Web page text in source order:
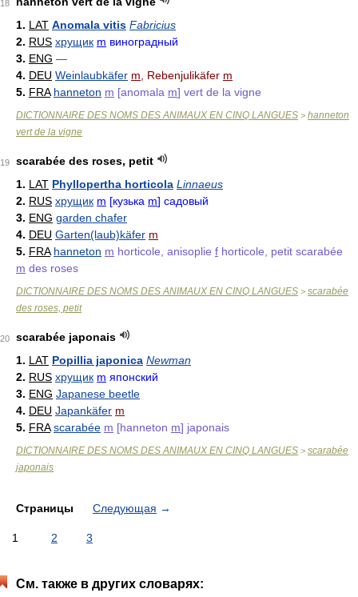
18
1. LAT Anomala vitis Fabricius
2. RUS хрущик m виноградный
3. ENG —
4. DEU Weinlaubkäfer m , Rebenjulikäfer m
5. FRA hanneton m [anomala m] vert de la vigne
DICTIONNAIRE DES NOMS DES ANIMAUX EN CINQ LANGUES > hanneton
vert de la vigne
19
scarabée des roses, petit
1. LAT Phyllopertha horticola Linnaeus
2. RUS хрущик m [кузька m] садовый
3. ENG garden chafer
4. DEU Garten(laub)käfer m
5. FRA hanneton m horticole, anisoplie f horticole, petit scarabée
m des roses
DICTIONNAIRE DES NOMS DES ANIMAUX EN CINQ LANGUES > scarabée
des roses, petit
20
scarabée japonais
1. LAT Popillia japonica Newman
2. RUS хрущик m японский
3. ENG Japanese beetle
4. DEU Japankäfer m
5. FRA scarabée m [hanneton m] japonais
DICTIONNAIRE DES NOMS DES ANIMAUX EN CINQ LANGUES > scarabée
japonais
Страницы Следующая →
1 2 3
См. также в других словарях: